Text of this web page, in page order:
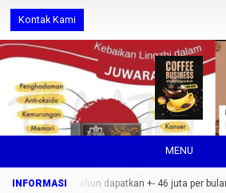
Kontak Kami
MENU
saja.. setahun dapatkan +- 46 juta per